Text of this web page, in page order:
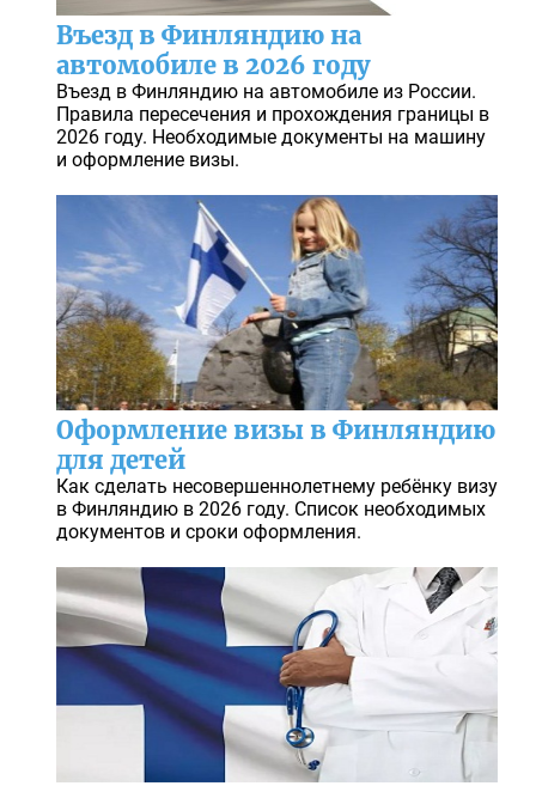
Въезд в Финляндию на
автомобиле в 2026 году
Въезд в Финляндию на автомобиле из России.
Правила пересечения и прохождения границы в
2026 году. Необходимые документы на машину
и оформление визы.
Оформление визы в Финляндию
для детей
Как сделать несовершеннолетнему ребёнку визу
в Финляндию в 2026 году. Список необходимых
документов и сроки оформления.